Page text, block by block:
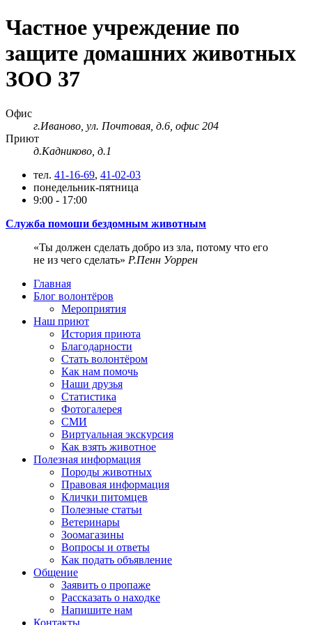
Частное учреждение по
защите домашних животных
ЗОО 37
Офис
г.Иваново, ул. Почтовая, д.6, офис 204
Приют
д.Кадниково, д.1
тел. 41-16-69, 41-02-03
понедельник-пятница
9:00 - 17:00
Служба помоши бездомным животным
Ты должен сделать добро из зла, потому что его
не из чего сделать
Р.Пенн Уоррен
Главная
Блог волонтёров
Мероприятия
Наш приют
История приюта
Благодарности
Cтать волонтёром
Как нам помочь
Наши друзья
Статистика
Фотогалерея
СМИ
Виртуальная экскурсия
Как взять животное
Полезная информация
Породы животных
Правовая информация
Клички питомцев
Полезные статьи
Ветеринары
Зоомагазины
Вопросы и ответы
Как подать объявление
Общение
Заявить о пропаже
Рассказать о находке
Напишите нам
Контакты